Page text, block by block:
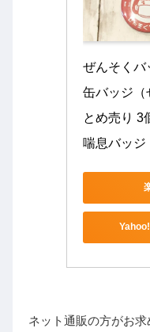
ぜんそくバ
缶バッジ（
とめ売り 3
喘息バッジ
ネット通販の方がお